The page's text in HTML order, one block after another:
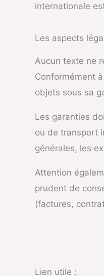
internationale
Les aspects
Aucun texte ne
Conformément
objets sous sa
Les garanties
ou de transport
générales, les
Attention
prudent de
(factures,
Lien utile :